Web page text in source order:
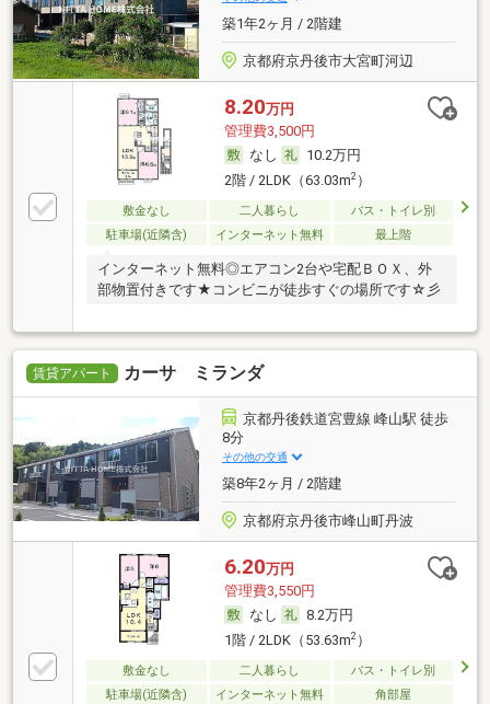
築1年2ヶ月 / 2階建
京都府京丹後市大宮町河辺
8.20万円
管理費3,500円
なし
10.2万円
2階 / 2LDK（63.03m2）
敷金なし 二人暮らし
バス・トイレ別
駐車場(近隣含)
インターネット無料 最上階
インターネット無料◎エアコン2台や宅配ＢＯＸ、外
部物置付きです★コンビニが徒歩すぐの場所です☆彡
賃貸アパート カーサ ミランダ
京都丹後鉄道宮豊線 峰山駅 徒歩
8分
その他の交通
築8年2ヶ月 / 2階建
京都府京丹後市峰山町丹波
6.20万円
管理費3,550円
なし
8.2万円
1階 / 2LDK（53.63m2）
敷金なし 二人暮らし
バス・トイレ別
駐車場(近隣含)
インターネット無料 角部屋